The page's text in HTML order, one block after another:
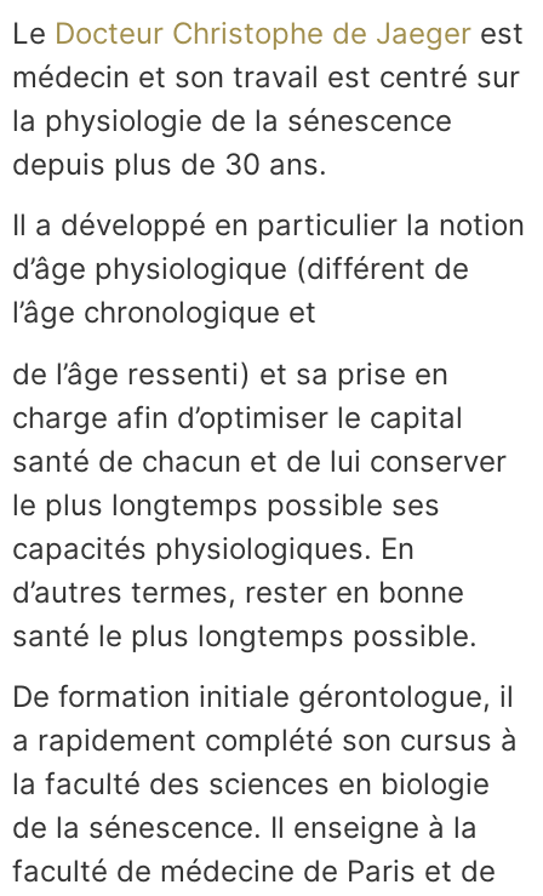
Le Docteur Christophe de Jaeger est
médecin et son travail est centré sur
la physiologie de la sénescence
depuis plus de 30 ans.
Il a développé en particulier la notion
d’âge physiologique (différent de
l’âge chronologique et
de l’âge ressenti) et sa prise en
charge afin d’optimiser le capital
santé de chacun et de lui conserver
le plus longtemps possible ses
capacités physiologiques. En
d’autres termes, rester en bonne
santé le plus longtemps possible.
De formation initiale gérontologue, il
a rapidement complété son cursus à
la faculté des sciences en biologie
de la sénescence. Il enseigne à la
faculté de médecine de Paris et de